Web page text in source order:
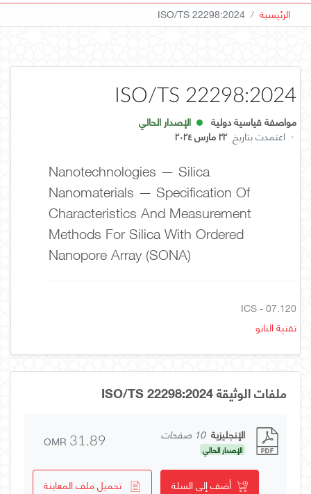
الرئيسية ISO/TS 22298:2024
ISO/TS 22298:2024
مواصفة قياسية دولية
الإصدار الحالي
· اعتمدت بتاريخ ٢٢ مارس ٢٠٢٤
Nanotechnologies — Silica
Nanomaterials — Specification Of
Characteristics And Measurement
Methods For Silica With Ordered
Nanopore Array (SONA)
ICS - 07.120
تقنية النانو
ملفات الوثيقة ISO/TS 22298:2024
الإنجليزية 10 صفحات
الإصدار الحالي OMR 31.89
أضف إلى السلة تحميل ملف المعاينة